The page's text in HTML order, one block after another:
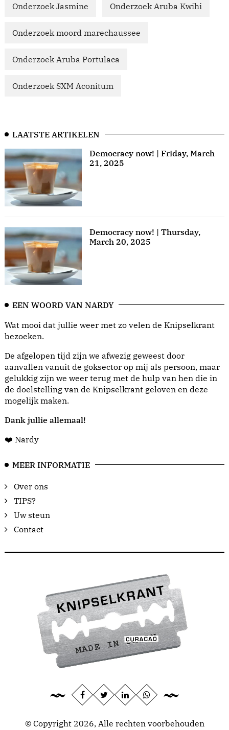
Onderzoek Jasmine Onderzoek Aruba Kwihi
Onderzoek moord marechaussee
Onderzoek Aruba Portulaca
Onderzoek SXM Aconitum
LAATSTE ARTIKELEN
Democracy now! | Friday, March
21, 2025
Democracy now! | Thursday,
March 20, 2025
EEN WOORD VAN NARDY
Wat mooi dat jullie weer met zo velen de Knipselkrant
bezoeken.
De afgelopen tijd zijn we afwezig geweest door
aanvallen vanuit de goksector op mij als persoon, maar
gelukkig zijn we weer terug met de hulp van hen die in
de doelstelling van de Knipselkrant geloven en deze
mogelijk maken.
Dank jullie allemaal!
❤️ Nardy
MEER INFORMATIE
Over ons
TIPS?
Uw steun
Contact
© Copyright 2026, Alle rechten voorbehouden